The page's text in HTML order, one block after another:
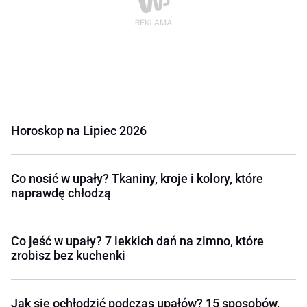
Horoskop na Lipiec 2026
Co nosić w upały? Tkaniny, kroje i kolory, które
naprawdę chłodzą
Co jeść w upały? 7 lekkich dań na zimno, które
zrobisz bez kuchenki
Jak się ochłodzić podczas upałów? 15 sposobów,